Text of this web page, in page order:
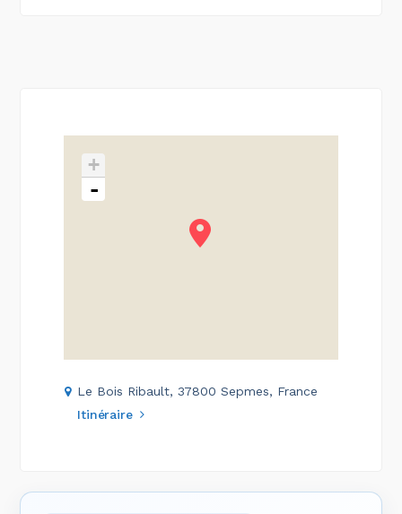
+
-
Le Bois Ribault, 37800 Sepmes, France
Itinéraire